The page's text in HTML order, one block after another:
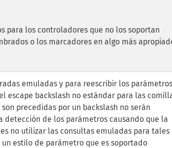
para los controladores que no los soportan
o los marcadores en algo más
emuladas y para reescribir los parámetros
escape backslash no estándar para las
precedidas por un backslash no serán
de los parámetros causando que la
no utilizar las consultas emuladas para tales
estilo de parámetro que es soportado